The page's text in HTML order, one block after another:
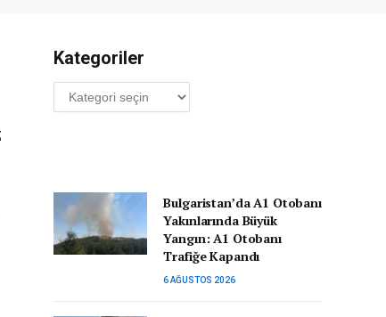
Kategoriler
Kategoriler
Bulgaristan’da A1 Otobanı
Yakınlarında Büyük
Yangın: A1 Otobanı
Trafiğe Kapandı
6 AĞUSTOS 2026